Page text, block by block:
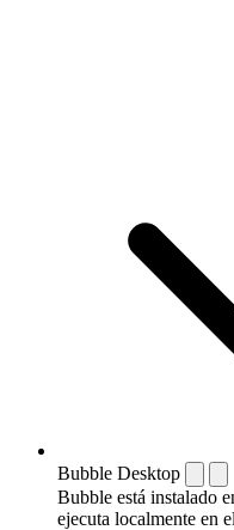
Bubble Desktop
Bubble está instalado
ejecuta localmente en